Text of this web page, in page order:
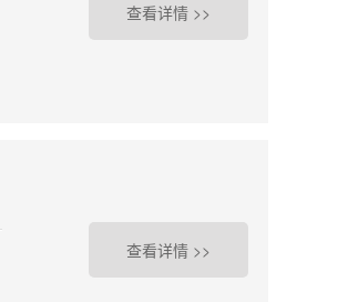
查看详情 >>
查看详情 >>